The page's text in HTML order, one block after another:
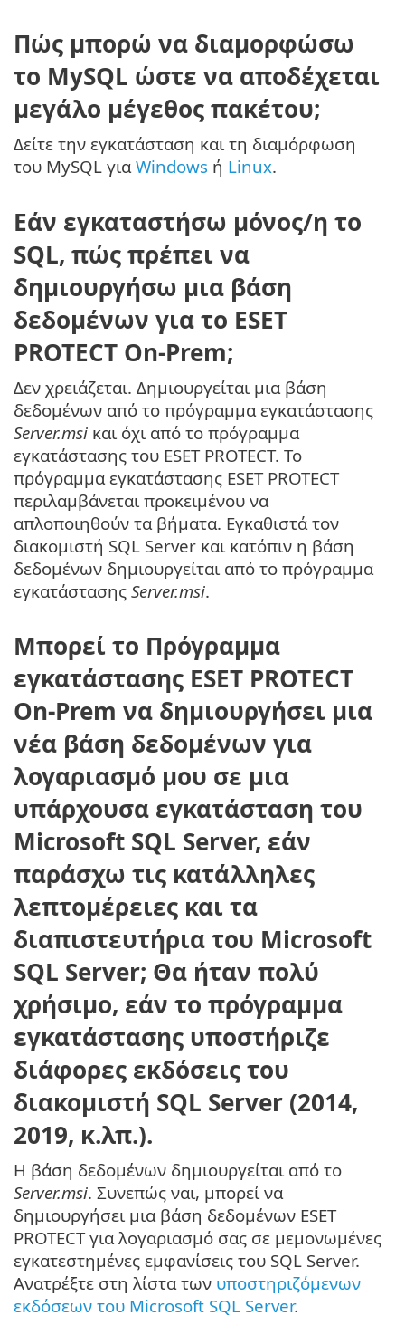
Πώς μπορώ να διαμορφώσω
το MySQL ώστε να αποδέχεται
μεγάλο μέγεθος πακέτου;
Δείτε την εγκατάσταση και τη διαμόρφωση
του MySQL γιαWindows ή Linux.
Εάν εγκαταστήσω μόνος/η το
SQL, πώς πρέπει να
δημιουργήσω μια βάση
δεδομένων για το ESET
PROTECT On-Prem;
Δεν χρειάζεται. Δημιουργείται μια βάση
δεδομένων από το πρόγραμμα εγκατάστασης
Server.msi και όχι από το πρόγραμμα
εγκατάστασης του ESET PROTECT. Το
πρόγραμμα εγκατάστασης ESET PROTECT
περιλαμβάνεται προκειμένου να
απλοποιηθούν τα βήματα. Εγκαθιστά τον
διακομιστή SQL Server και κατόπιν η βάση
δεδομένων δημιουργείται από το πρόγραμμα
εγκατάστασης Server.msi.
Μπορεί το Πρόγραμμα
εγκατάστασης ESET PROTECT
On-Prem να δημιουργήσει μια
νέα βάση δεδομένων για
λογαριασμό μου σε μια
υπάρχουσα εγκατάσταση του
Microsoft SQL Server, εάν
παράσχω τις κατάλληλες
λεπτομέρειες και τα
διαπιστευτήρια του Microsoft
SQL Server; Θα ήταν πολύ
χρήσιμο, εάν το πρόγραμμα
εγκατάστασης υποστήριζε
διάφορες εκδόσεις του
διακομιστή SQL Server (2014,
2019, κ.λπ.).
Η βάση δεδομένων δημιουργείται από το
Server.msi. Συνεπώς ναι, μπορεί να
δημιουργήσει μια βάση δεδομένων ESET
PROTECT για λογαριασμό σας σε μεμονωμένες
εγκατεστημένες εμφανίσεις του SQL Server.
Ανατρέξτε στη λίστα των υποστηριζόμενων
εκδόσεων του Microsoft SQL Server.